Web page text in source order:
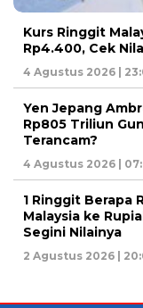
Kurs Ringgit
Rp4.400, Cek
4 Agustus 2026 |
Yen Jepang
Rp805 Triliun
Terancam?
4 Agustus 2026 |
1 Ringgit Berapa
Malaysia ke
Segini Nilainya
2 Agustus 2026 |